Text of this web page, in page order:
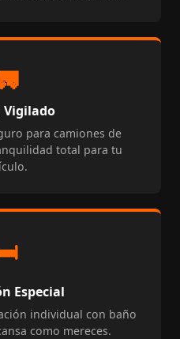
Vigilado
para camiones de
total para tu
Especial
individual con baño
como mereces.